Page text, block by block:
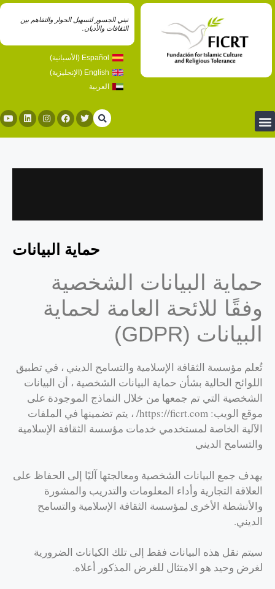
نبني الجسور لتسهيل الحوار والتفاهم بين
الثقافات والأديان.
Español
(الأسبانية)
English
(الإنجليزية)
العربية
حماية البيانات
حماية البيانات الشخصية
وفقًا للائحة العامة لحماية
البيانات (GDPR)
تُعلم مؤسسة الثقافة الإسلامية والتسامح الديني ، في تطبيق
اللوائح الحالية بشأن حماية البيانات الشخصية ، أن البيانات
الشخصية التي تم جمعها من خلال النماذج الموجودة على
موقع الويب: https://ficrt.com/ ، يتم تضمينها في الملفات
الآلية الخاصة لمستخدمي خدمات مؤسسة الثقافة الإسلامية
والتسامح الديني
يهدف جمع البيانات الشخصية ومعالجتها آليًا إلى الحفاظ على
العلاقة التجارية وأداء المعلومات والتدريب والمشورة
والأنشطة الأخرى لمؤسسة الثقافة الإسلامية والتسامح
الديني.
سيتم نقل هذه البيانات فقط إلى تلك الكيانات الضرورية
لغرض وحيد هو الامتثال للغرض المذكور أعلاه.